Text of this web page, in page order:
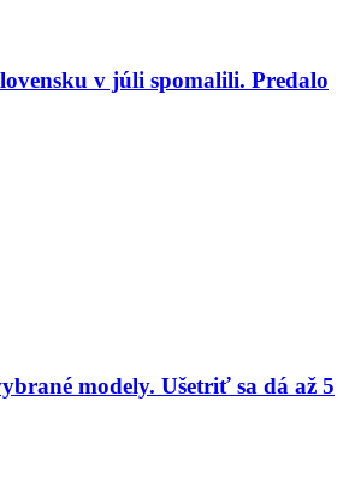
v júli spomalili. Predalo
modely. Ušetriť sa dá až 5